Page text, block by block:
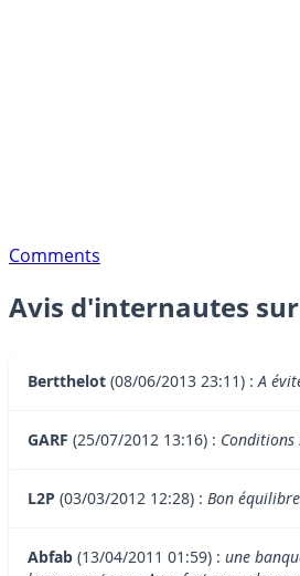
Comments
Avis d'internautes
Bertthelot (08/06/2013 23:11) :A
GARF (25/07/2012 13:16) :
L2P (03/03/2012 12:28) : Bon
Abfab (13/04/2011 01:59) : une